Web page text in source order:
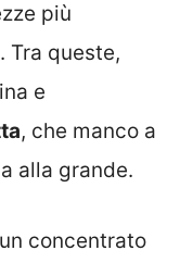
più
Tra queste,
e
, che manco a
alla grande.
concentrato